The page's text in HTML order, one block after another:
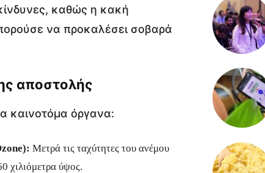
καθώς η κακή
να προκαλέσει σοβαρά
αποστολής
καινοτόμα όργανα:
Μετρά τις ταχύτητες του ανέμου
χιλιόμετρα ύψος.